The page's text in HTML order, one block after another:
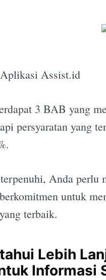
Assist.id
3 BAB yang
persyaratan yang
Anda
untuk
terbaik.
Lebih
Informasi